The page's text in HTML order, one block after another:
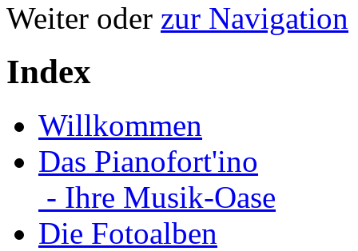
Weiter oder zur Navigation
Index
Willkommen
Das Pianofort'ino
- Ihre Musik-Oase
Die Fotoalben